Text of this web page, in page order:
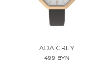
ADA GREY
499 BYN